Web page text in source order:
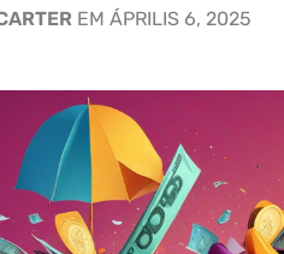
EM ÁPRILIS 6, 2025